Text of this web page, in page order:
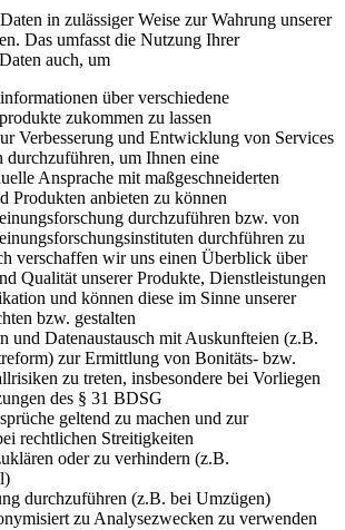
in zulässiger Weise zur Wahrung unserer
Das umfasst die Nutzung Ihrer
auch, um
über verschiedene
zukommen zu lassen
Verbesserung und Entwicklung von Services
durchzuführen, um Ihnen eine
Ansprache mit maßgeschneiderten
Produkten anbieten zu können
durchzuführen bzw. von
durchführen zu
verschaffen wir uns einen Überblick über
Qualität unserer Produkte, Dienstleistungen
und können diese im Sinne unserer
bzw. gestalten
und Datenaustausch mit Auskunfteien (z.B.
zur Ermittlung von Bonitäts- bzw.
zu treten, insbesondere bei Vorliegen
des § 31 BDSG
geltend zu machen und zur
rechtlichen Streitigkeiten
oder zu verhindern (z.B.
durchzuführen (z.B. bei Umzügen)
zu Analysezwecken zu verwenden